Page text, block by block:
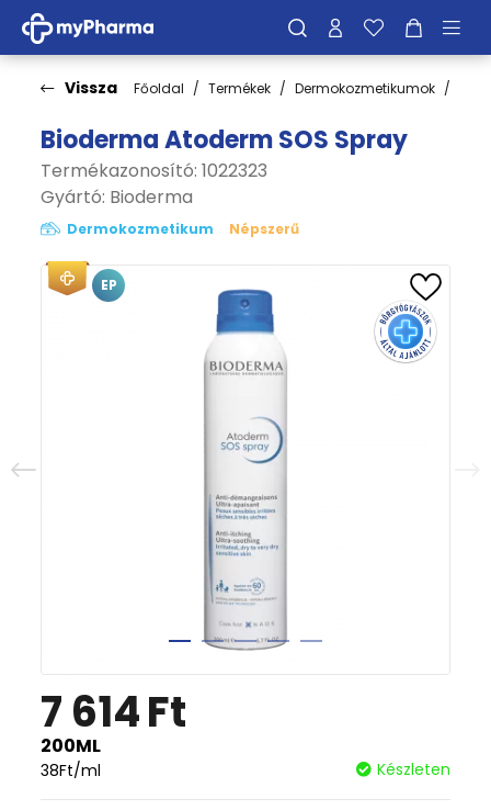
Vissza Főoldal Termékek Dermokozmetikumok
Bioderma Atoderm SOS Spray
Termékazonosító: 1022323
Gyártó: Bioderma
Dermokozmetikum Népszerű
EP
7 614Ft
200ML
38Ft/ml Készleten